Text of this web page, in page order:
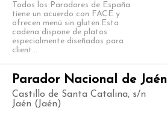
Todos los Paradores de España
tiene un acuerdo con FACE y
ofrecen menú sin gluten.Esta
cadena dispone de platos
especialmente diseñados para
client...
Parador Nacional de Jaén
Castillo de Santa Catalina, s/n
Jaén (Jaén)